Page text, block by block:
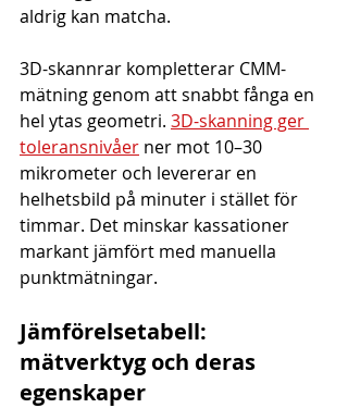
aldrig kan matcha.
3D-skannrar kompletterar CMM-
mätning genom att snabbt fånga en
hel ytas geometri. 3D-skanning ger
toleransnivåer ner mot 10–30
mikrometer och levererar en
helhetsbild på minuter i stället för
timmar. Det minskar kassationer
markant jämfört med manuella
punktmätningar.
Jämförelsetabell:
mätverktyg och deras
egenskaper